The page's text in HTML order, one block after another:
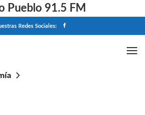
Pueblo 91.5 FM
Redes Sociales:
de metalúrgicos: cuánto
2026 tras el último acuerdo